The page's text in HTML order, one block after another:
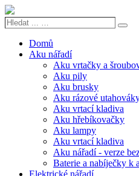
Hledat
Domů
Aku nářadí
Aku vrtačky a
Aku pily
Aku brusky
Aku rázové
Aku vrtací kladiva
Aku hřebíkovačky
Aku lampy
Aku vrtací kladiva
Aku nářadí - verze
Baterie a nabíječky k
Elektrické nářadí